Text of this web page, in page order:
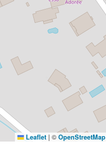
Leaflet | © OpenStreetMap